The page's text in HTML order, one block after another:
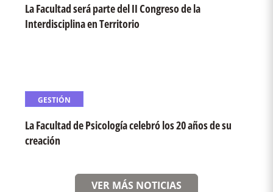
La Facultad será parte del II Congreso de la
Interdisciplina en Territorio
GESTIÓN
La Facultad de Psicología celebró los 20 años de su
creación
VER MÁS NOTICIAS